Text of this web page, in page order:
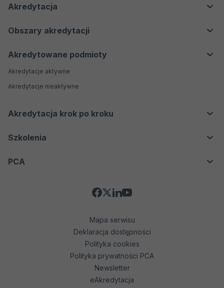
Menu
nawigacyjne
Menu
Główne
Akredytacja
Dla przemysłu i biznesu
Dla konsumentów
Badania biegłości
Obszary akredytacji
Jednostki certyfikujące
Jednostki inspekcyjne
Producenci materiałów odniesienia
Akredytowane podmioty
Akredytacje aktywne
Akredytacje nieaktywne
Akredytacja krok po kroku
Szkolenia
PCA
Współpraca międzynarodowa
Social
Media
dodatkowe
Mapa serwisu
Deklaracja dostępności
Polityka cookies
Polityka prywatności PCA
Newsletter
eAkredytacja